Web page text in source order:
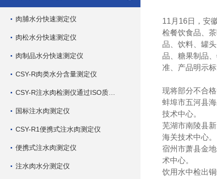
肉脯水分快速测定仪
肉松水分快速测定仪
肉制品水分快速测定仪
CSY-R肉类水分含量测定仪
国标注水肉测定仪
CSY-R1便携式注水肉测定仪
便携式注水肉测定仪
注水肉水分测定仪
11月16日，安
检餐饮食品、
品、饮料、罐
品、糖果制品
准、产品明示
现将部分不合
蚌埠市五河县
技术中心。
芜湖市南陵县
海关技术中心。
宿州市萧县金
术中心。
饮用水中检出